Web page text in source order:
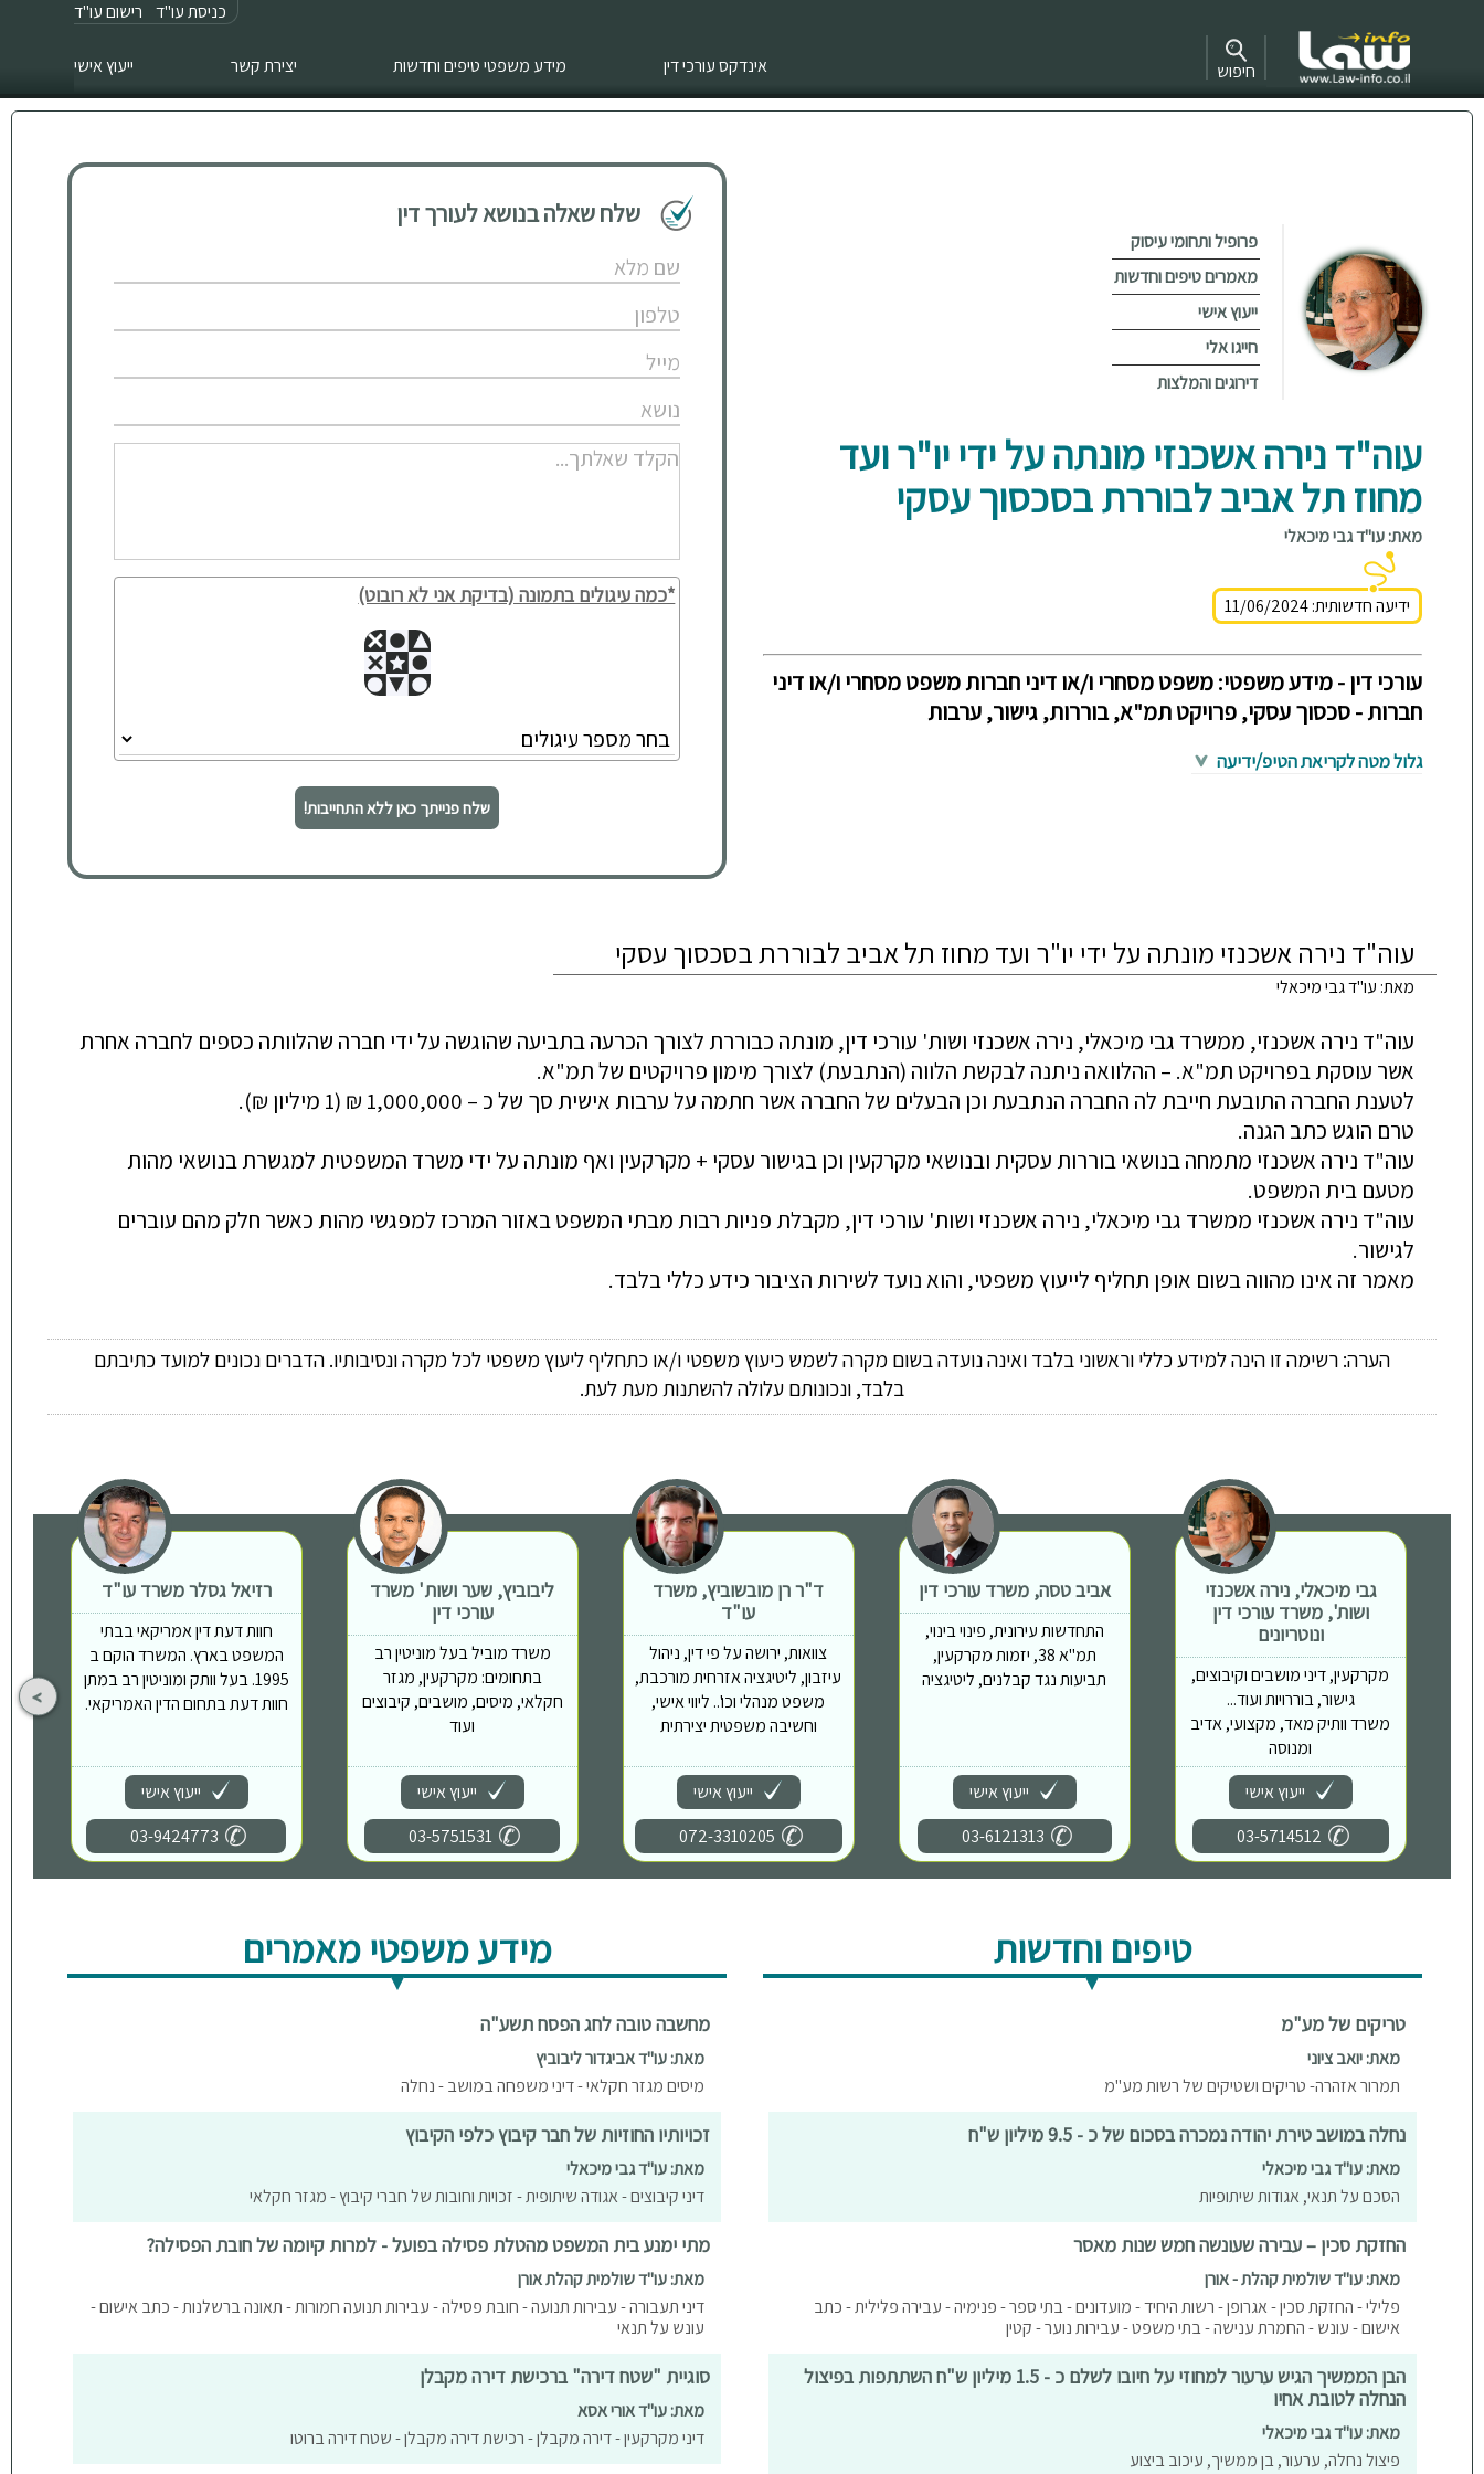
כניסת עו"ד רישום עו"ד
אינדקס עורכי דין מידע משפטי טיפים וחדשות יצירת קשר ייעוץ אישי חיפוש
פרופיל ותחומי עיסוק
מאמרים טיפים וחדשות
ייעוץ אישי
חייגו אלי
דירוגים והמלצות
עוה"ד נירה אשכנזי מונתה על ידי יו"ר ועד
מחוז תל אביב לבוררת בסכסוך עסקי
מאת: עו"ד גבי מיכאלי
ידיעה חדשותית: 11/06/2024
עורכי דין - מידע משפטי: משפט מסחרי ו/או דיני חברות משפט מסחרי ו/או דיני
חברות - סכסוך עסקי, פרויקט תמ"א, בוררות, גישור, ערבות
גלול מטה לקריאת הטיפ/ידיעה
שלח שאלה בנושא לעורך דין
*כמה עיגולים בתמונה (בדיקת אני לא רובוט)
שלח פנייתך כאן ללא התחייבות!
עוה"ד נירה אשכנזי מונתה על ידי יו"ר ועד מחוז תל אביב לבוררת בסכסוך עסקי
מאת: עו"ד גבי מיכאלי
מאמר זה אינו מהווה בשום אופן תחליף לייעוץ משפטי, והוא נועד לשירות הציבור כידע כללי בלבד.
הערה: רשימה זו הינה למידע כללי וראשוני בלבד ואינה נועדה בשום מקרה לשמש כיעוץ משפטי ו/או כתחליף ליעוץ משפטי לכל מקרה ונסיבותיו. הדברים נכונים למועד כתיבתם
בלבד, ונכונותם עלולה להשתנות מעת לעת.
גבי מיכאלי, נירה אשכנזי
ושות', משרד עורכי דין
ונוטריונים
מקרקעין, דיני מושבים וקיבוצים,
גישור, בוררויות ועוד...
משרד וותיק מאד, מקצועי, אדיב
ומנוסה
ייעוץ אישי
03-5714512
אביב טסה, משרד עורכי דין
התחדשות עירונית, פינוי בינוי,
תמ"א 38, יזמות מקרקעין,
תביעות נגד קבלנים, ליטיגציה
ייעוץ אישי
03-6121313
ד"ר רן מובשוביץ, משרד
עו"ד
צוואות, ירושה על פי דין, ניהול
עיזבון, ליטיגציה אזרחית מורכבת,
משפט מנהלי וכו'.. ליווי אישי,
וחשיבה משפטית יצירתית
ייעוץ אישי
072-3310205
ליבוביץ, שער ושות' משרד
עורכי דין
משרד מוביל בעל מוניטין רב
בתחומים: מקרקעין, מגזר
חקלאי, מיסים, מושבים, קיבוצים
ועוד
ייעוץ אישי
03-5751531
רזיאל גסלר משרד עו"ד
חוות דעת דין אמריקאי בבתי
המשפט בארץ. המשרד הוקם ב
1995. בעל וותק ומוניטין רב במתן
חוות דעת בתחום הדין האמריקאי.
ייעוץ אישי
03-9424773
טיפים וחדשות
טריקים של מע"מ
מאת: יואב ציוני
תמרור אזהרה- טריקים ושטיקים של רשות מע"מ
נחלה במושב טירת יהודה נמכרה בסכום של כ - 9.5 מיליון ש"ח
מאת: עו"ד גבי מיכאלי
הסכם על תנאי, אגודות שיתופיות
החזקת סכין – עבירה שעונשה חמש שנות מאסר
מאת: עו"ד שולמית קהלת - אורן
פלילי - החזקת סכין - אגרופן - רשות היחיד - מועדונים - בתי ספר - פנימיה - עבירה פלילית - כתב
אישום - עונש - החמרת ענישה - בתי משפט - עבירות נוער - קטין
הבן הממשיך הגיש ערעור למחוזי על חיובו לשלם כ - 1.5 מיליון ש"ח השתתפות בפיצול
הנחלה לטובת אחיו
מאת: עו"ד גבי מיכאלי
פיצול נחלה, ערעור, בן ממשיך, עיכוב ביצוע
מידע משפטי מאמרים
מחשבה טובה לחג הפסח תשע"ה
מאת: עו"ד אביגדור ליבוביץ
מיסים מגזר חקלאי - דיני משפחה במושב - נחלה
זכויותיו החוזיות של חבר קיבוץ כלפי הקיבוץ
מאת: עו"ד גבי מיכאלי
דיני קיבוצים - אגודה שיתופית - זכויות וחובות של חברי קיבוץ - מגזר חקלאי
מתי ימנע בית המשפט מהטלת פסילה בפועל - למרות קיומה של חובת הפסילה?
מאת: עו"ד שולמית קהלת אורן
דיני תעבורה - עבירות תנועה - חובת פסילה - עבירות תנועה חמורות - תאונה ברשלנות - כתב אישום -
עונש על תנאי
סוגיית "שטח דירה" ברכישת דירה מקבלן
מאת: עו"ד אורי אסא
דיני מקרקעין - דירה מקבלן - רכישת דירה מקבלן - שטח דירה ברוטו